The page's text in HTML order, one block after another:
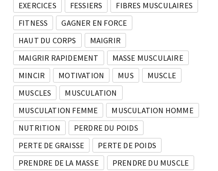
EXERCICES
FESSIERS
FIBRES MUSCULAIRES
FITNESS
GAGNER EN FORCE
HAUT DU CORPS
MAIGRIR
MAIGRIR RAPIDEMENT
MASSE MUSCULAIRE
MINCIR
MOTIVATION MUS
MUSCLE
MUSCLES
MUSCULATION
MUSCULATION FEMME
MUSCULATION HOMME
NUTRITION
PERDRE DU POIDS
PERTE DE GRAISSE
PERTE DE POIDS
PRENDRE DE LA MASSE
PRENDRE DU MUSCLE